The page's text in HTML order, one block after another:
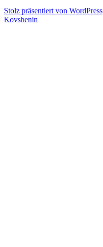
Stolz präsentiert von WordPress
Kovshenin